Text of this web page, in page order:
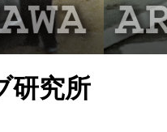
研究所